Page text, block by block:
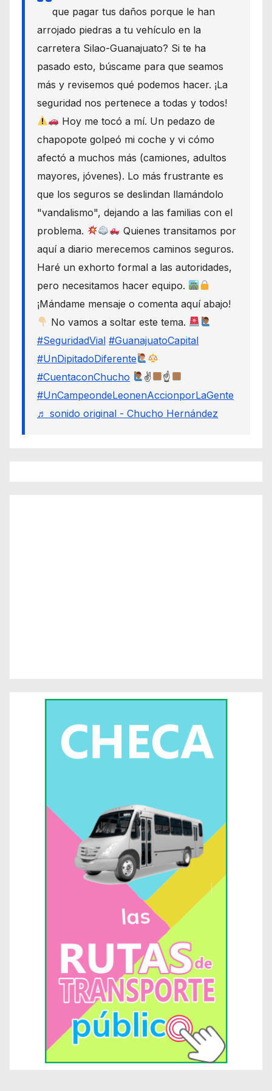
que pagar tus daños porque le han
arrojado piedras a tu vehículo en la
carretera Silao-Guanajuato? Si te ha
pasado esto, búscame para que seamos
más y revisemos qué podemos hacer. ¡La
seguridad nos pertenece a todas y todos!
Hoy me tocó a mí. Un pedazo de
chapopote golpeó mi coche y vi cómo
afectó a muchos más (camiones, adultos
mayores, jóvenes). Lo más frustrante es
que los seguros se deslindan llamándolo
"vandalismo", dejando a las familias con el
problema.
Quienes transitamos por
aquí a diario merecemos caminos seguros.
Haré un exhorto formal a las autoridades,
pero necesitamos hacer equipo.
¡Mándame mensaje o comenta aquí abajo!
No vamos a soltar este tema.
#SeguridadVial #GuanajuatoCapital
#UnDipitadoDiferente
#CuentaconChucho
✌
☝
#UnCampeondeLeonenAccionporLaGente
♬ sonido original - Chucho Hernández